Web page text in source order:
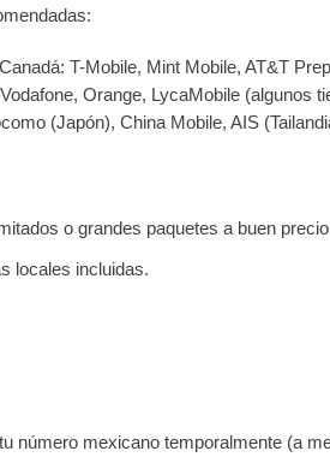
T-Mobile, Mint Mobile, AT&T
Orange, LycaMobile (algunos
(Japón), China Mobile, AIS
o grandes paquetes a buen
locales incluidas.
número mexicano temporalmente (a